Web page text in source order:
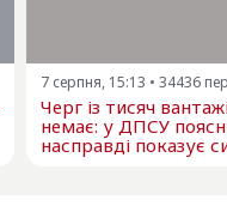
7 серпня, 15:13 • 34436
Черг із тисяч
немає: у ДПСУ
насправді показує